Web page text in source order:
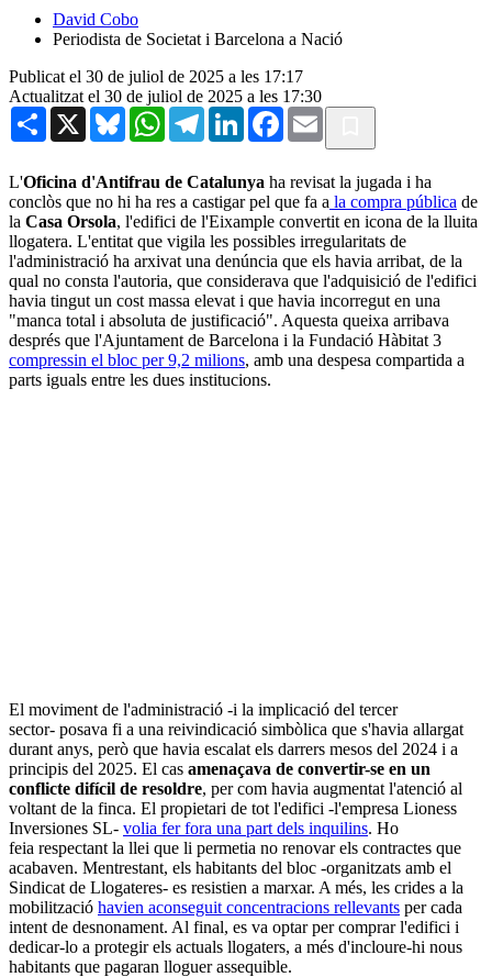
David Cobo
Periodista de Societat i Barcelona a Nació
Publicat el 30 de juliol de 2025 a les 17:17
Actualitzat el 30 de juliol de 2025 a les 17:30
Share X BlueskyWhatsAppTelegramLinkedInFacebook
Email
L'Oficina d'Antifrau de Catalunya ha revisat la jugada i ha
conclòs que no hi ha res a castigar pel que fa a la compra pública de
la Casa Orsola, l'edifici de l'Eixample convertit en icona de la lluita
llogatera. L'entitat que vigila les possibles irregularitats de
l'administració ha arxivat una denúncia que els havia arribat, de la
qual no consta l'autoria, que considerava que l'adquisició de l'edifici
havia tingut un cost massa elevat i que havia incorregut en una
"manca total i absoluta de justificació". Aquesta queixa arribava
després que l'Ajuntament de Barcelona i la Fundació Hàbitat 3
compressin el bloc per 9,2 milions, amb una despesa compartida a
parts iguals entre les dues institucions.
El moviment de l'administració -i la implicació del tercer
sector- posava fi a una reivindicació simbòlica que s'havia allargat
durant anys, però que havia escalat els darrers mesos del 2024 i a
principis del 2025. El cas amenaçava de convertir-se en un
conflicte difícil de resoldre, per com havia augmentat l'atenció al
voltant de la finca. El propietari de tot l'edifici -l'empresa Lioness
Inversiones SL- volia fer fora una part dels inquilins. Ho
feia respectant la llei que li permetia no renovar els contractes que
acabaven. Mentrestant, els habitants del bloc -organitzats amb el
Sindicat de Llogateres- es resistien a marxar. A més, les crides a la
mobilització havien aconseguit concentracions rellevants per cada
intent de desnonament. Al final, es va optar per comprar l'edifici i
dedicar-lo a protegir els actuals llogaters, a més d'incloure-hi nous
habitants que pagaran lloguer assequible.